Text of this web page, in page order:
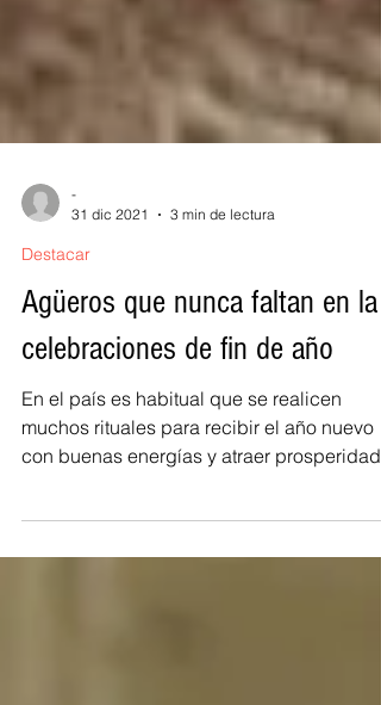
31 dic 2021
Destacar
Agüeros que nunca faltan en la
celebraciones de fin de año
En el país es habitual que se realicen
muchos rituales para recibir el año nuevo
¿Cuál de estos...